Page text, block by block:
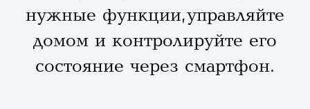
нужные функции, управляйте
домом и контролируйте его
состояние через смартфон.